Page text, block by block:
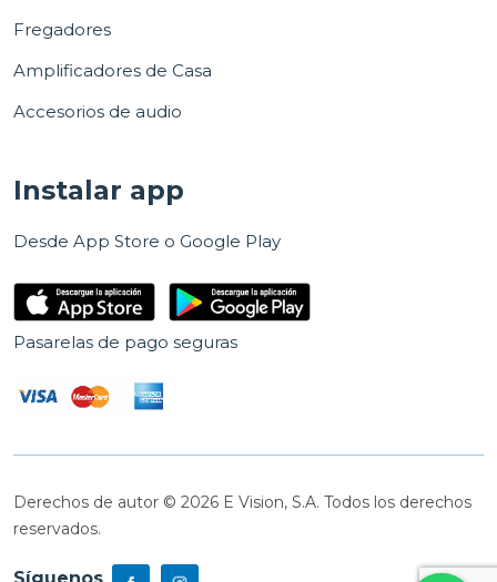
Fregadores
Amplificadores de Casa
Accesorios de audio
Instalar app
Desde App Store o Google Play
Pasarelas de pago seguras
Derechos de autor © 2026 E Vision, S.A. Todos los derechos
reservados.